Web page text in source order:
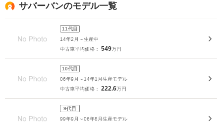
サバーバンのモデル一覧
11代目
14年2月～生産中
中古車平均価格： 549万円
10代目
06年9月～14年1月生産モデル
中古車平均価格： 222.6万円
9代目
99年9月～06年8月生産モデル